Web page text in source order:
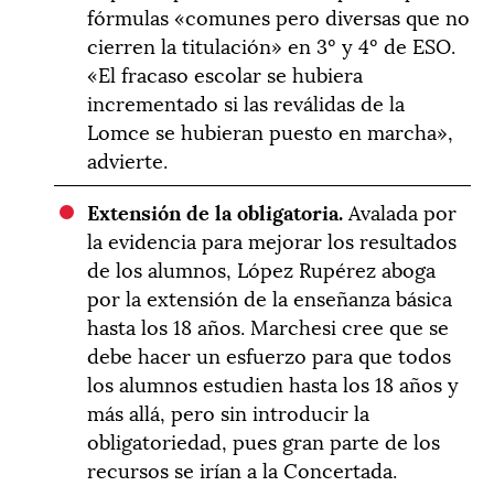
fórmulas «comunes pero diversas que no
cierren la titulación» en 3º y 4º de ESO.
«El fracaso escolar se hubiera
incrementado si las reválidas de la
Lomce se hubieran puesto en marcha»,
advierte.
Extensión de la obligatoria.Avalada por
la evidencia para mejorar los resultados
de los alumnos, López Rupérez aboga
por la extensión de la enseñanza básica
hasta los 18 años. Marchesi cree que se
debe hacer un esfuerzo para que todos
los alumnos estudien hasta los 18 años y
más allá, pero sin introducir la
obligatoriedad, pues gran parte de los
recursos se irían a la Concertada.